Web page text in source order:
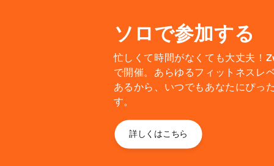
ソロで参加する
忙しくて時間がなくても大丈夫！
で開催。あらゆるフィットネスレ
あるから、いつでもあなたにぴっ
す。
詳しくはこちら